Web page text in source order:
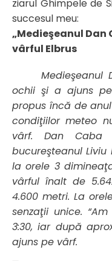
ziarul Ghimpele de
succesul meu:
„Medieşeanul Dan
vârful Elbrus
Medieşeanul
ochii şi a ajuns
propus încă de
condiţiilor meteo
vârf. Dan
bucureşteanul Liviu
la orele 3
vârful înalt de
4.600 metri. La
senzaţii unice.
3:30, iar după
ajuns pe vârf.